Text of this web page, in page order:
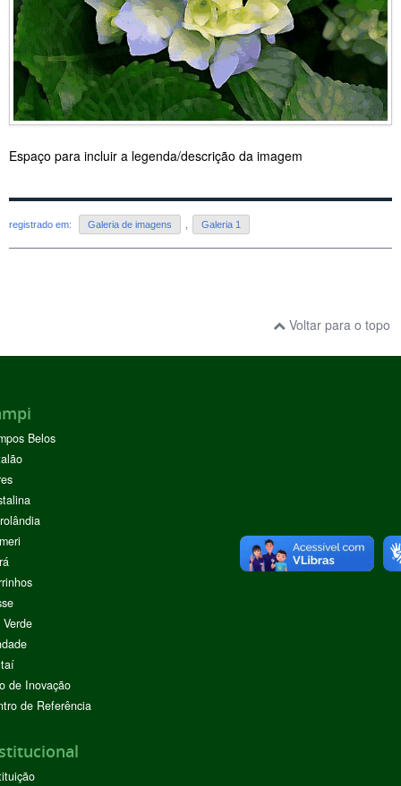
Espaço para incluir a legenda/descrição da imagem
registrado em: Galeria de imagens Galeria 1
Voltar para o topo
Belos
de Inovação
de Referência